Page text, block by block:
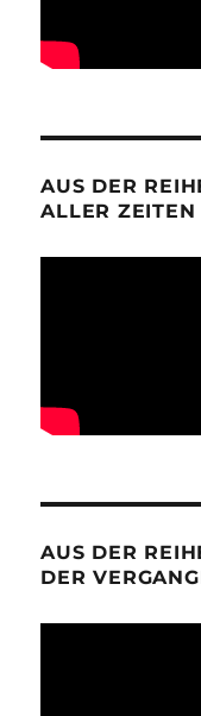
AUS DER
ALLER ZEITEN
AUS DER
ER